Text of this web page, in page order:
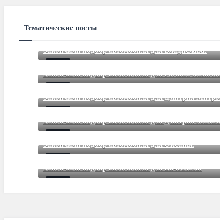
Тематические посты
Закончили подбор автомобиля для Владислава.
Закончили подбор автомобиля для Романа
Закончили подбор автомобиля для Дмитрия
Закончили подбор автомобиля для Дмитрия
Закончили подбор автомобиля для Оксаны.
Закончили подбор автомобиля для Вячеслава.